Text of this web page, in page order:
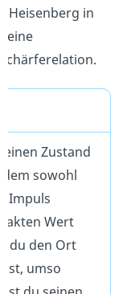
Heisenberg in
eine
einen Zustand
dem sowohl
Impuls
Wert
du den Ort
umso